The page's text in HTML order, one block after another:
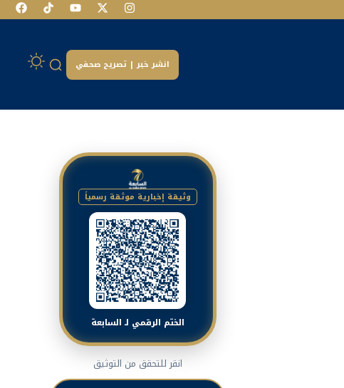
انشر خبر | تصريح صحفي
وثيقة إخبارية موثقة رسمياً
الختم الرقمي لـ السابعة
انقر للتحقق من التوثيق